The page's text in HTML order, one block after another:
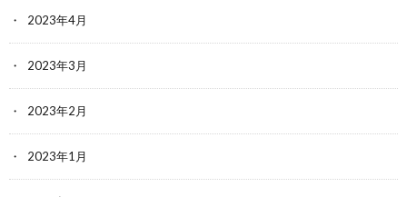
2023年4月
2023年3月
2023年2月
2023年1月